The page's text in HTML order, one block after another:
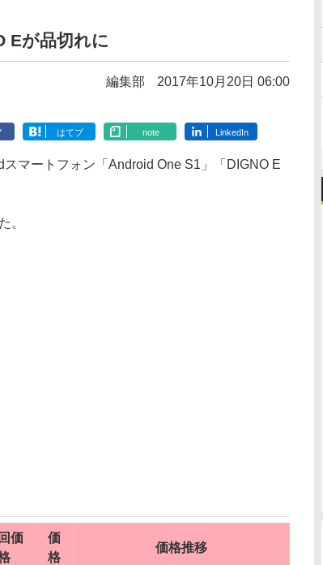
Eが品切れに
編集部 2017年10月20日 06:00
はてブ note LinkedIn
マートフォン「Android One S1」「DIGNO E
。
価
価
格
価格推移